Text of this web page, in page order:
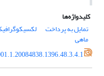
کلیدواژه‌ها
تمایل به پرداخت
ماهی